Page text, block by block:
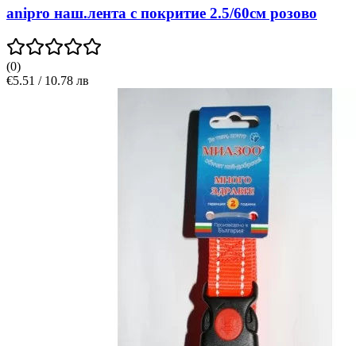
anipro наш.лента с покритие 2.5/60см розово
(0)
€5.51 / 10.78 лв